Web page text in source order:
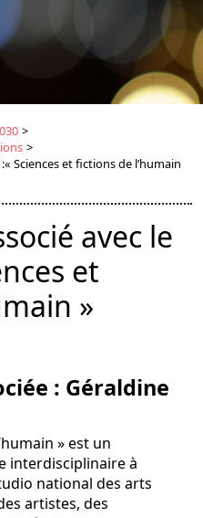
>
>
Sciences et fictions de l’humain
avec le
et
»
: Géraldine
» est un
interdisciplinaire à
national des arts
artistes, des